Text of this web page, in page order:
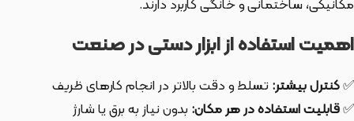
مکانیکی، ساختمانی و خانگی کاربرد دارند.
اهمیت استفاده از ابزار دستی در صنعت
✅کنترل بیشتر: تسلط و دقت بالاتر در انجام کارهای ظریف
✅قابلیت استفاده در هر مکان: بدون نیاز به برق یا شارژ